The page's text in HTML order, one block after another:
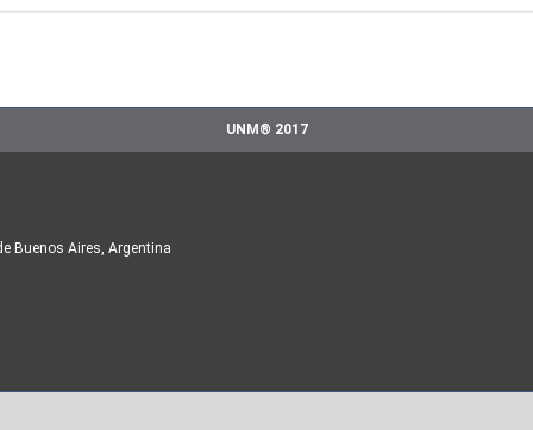
UNM® 2017
Buenos Aires, Argentina